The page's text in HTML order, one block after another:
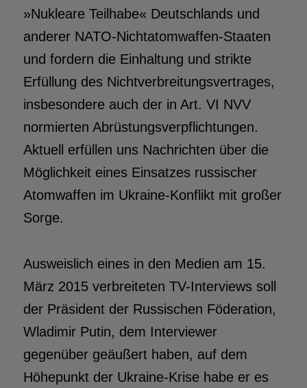
»Nukleare Teilhabe« Deutschlands und
anderer NATO-Nichtatomwaffen-Staaten
und fordern die Einhaltung und strikte
Erfüllung des Nichtverbreitungsvertrages,
insbesondere auch der in Art. VI NVV
normierten Abrüstungsverpflichtungen.
Aktuell erfüllen uns Nachrichten über die
Möglichkeit eines Einsatzes russischer
Atomwaffen im Ukraine-Konflikt mit großer
Sorge.
Ausweislich eines in den Medien am 15.
März 2015 verbreiteten TV-Interviews soll
der Präsident der Russischen Föderation,
Wladimir Putin, dem Interviewer
gegenüber geäußert haben, auf dem
Höhepunkt der Ukraine-Krise habe er es